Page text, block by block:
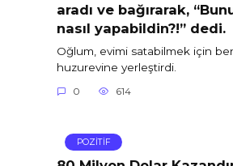
aradı ve bağırarak,
nasıl yapabildin?!” dedi.
Oğlum, evimi satabilmek için
huzurevine yerleştirdi.
0 614
POZİTİF